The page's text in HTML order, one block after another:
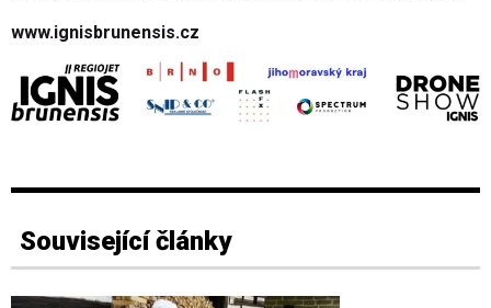
www.ignisbrunensis.cz
Související články